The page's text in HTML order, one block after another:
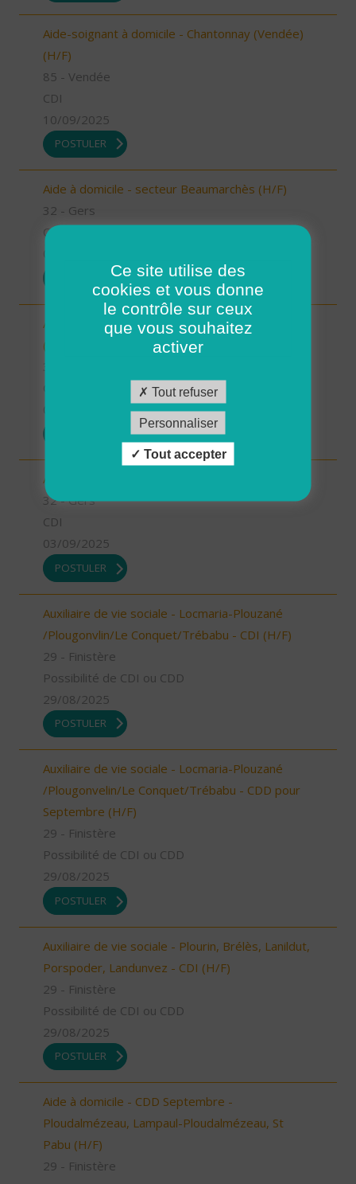
Aide-soignant à domicile - Chantonnay (Vendée)
(H/F)
85 - Vendée
CDI
10/09/2025
POSTULER
Aide à domicile - secteur Beaumarchès (H/F)
32 - Gers
CDI
Auxiliaire de vie sociale - secteur L'Isle Jourdain
(H/F)
Aide à domicile - secteur Riscle (H/F)
32 - Gers
CDI
03/09/2025
POSTULER
Auxiliaire de vie sociale - Locmaria-Plouzané
/Plougonvlin/Le Conquet/Trébabu - CDI (H/F)
29 - Finistère
Possibilité de CDI ou CDD
29/08/2025
POSTULER
Auxiliaire de vie sociale - Locmaria-Plouzané
/Plougonvelin/Le Conquet/Trébabu - CDD pour
Septembre (H/F)
29 - Finistère
Possibilité de CDI ou CDD
29/08/2025
POSTULER
Auxiliaire de vie sociale - Plourin, Brélès, Lanildut,
Porspoder, Landunvez - CDI (H/F)
29 - Finistère
Possibilité de CDI ou CDD
29/08/2025
POSTULER
Aide à domicile - CDD Septembre -
Ploudalmézeau, Lampaul-Ploudalmézeau, St
Pabu (H/F)
29 - Finistère
Ce site utilise des
cookies et vous donne
le contrôle sur ceux
que vous souhaitez
activer
Tout refuser
Personnaliser
Tout accepter